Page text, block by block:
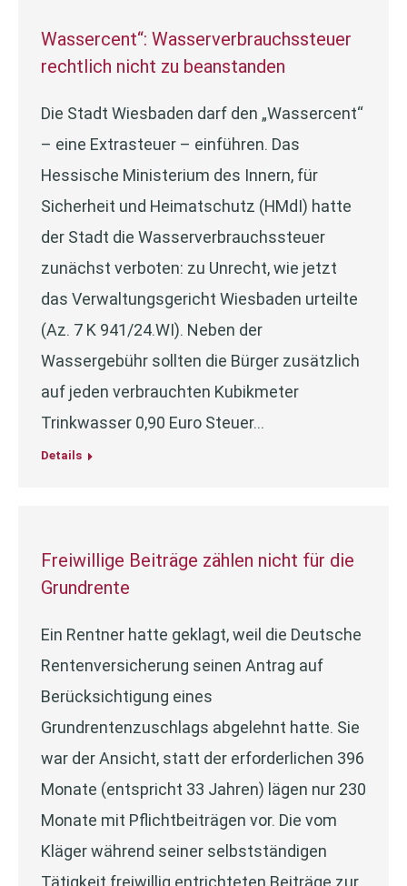
Wassercent“: Wasserverbrauchssteuer
rechtlich nicht zu beanstanden
Die Stadt Wiesbaden darf den „Wassercent“
– eine Extrasteuer – einführen. Das
Hessische Ministerium des Innern, für
Sicherheit und Heimatschutz (HMdI) hatte
der Stadt die Wasserverbrauchssteuer
zunächst verboten: zu Unrecht, wie jetzt
das Verwaltungsgericht Wiesbaden urteilte
(Az. 7 K 941/24.WI). Neben der
Wassergebühr sollten die Bürger zusätzlich
auf jeden verbrauchten Kubikmeter
Trinkwasser 0,90 Euro Steuer…
Details
Freiwillige Beiträge zählen nicht für die
Grundrente
Ein Rentner hatte geklagt, weil die Deutsche
Rentenversicherung seinen Antrag auf
Berücksichtigung eines
Grundrentenzuschlags abgelehnt hatte. Sie
war der Ansicht, statt der erforderlichen 396
Monate (entspricht 33 Jahren) lägen nur 230
Monate mit Pflichtbeiträgen vor. Die vom
Kläger während seiner selbstständigen
Tätigkeit freiwillig entrichteten Beiträge zur